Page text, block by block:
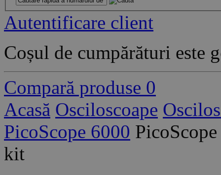
Autentificare client
Coșul de cumpărături este
Compară produse 0
Acasă Osciloscoape
PicoScope 6000
kit